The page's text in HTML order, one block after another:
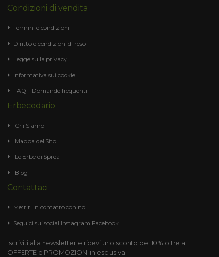
Condizioni di vendita
Termini e condizioni
Diritto e condizioni di reso
Legge sulla privacy
Informativa sui cookie
FAQ - Domande frequenti
Erbecedario
Chi Siamo
Mappa del Sito
Le Erbe di Sprea
Blog
Contattaci
Mettiti in contatto con noi
Seguici sui social Instagram Facebook
Iscriviti alla newsletter e ricevi uno sconto del 10% oltre a
OFFERTE e PROMOZIONI in esclusiva